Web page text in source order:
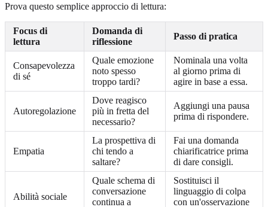
Prova questo semplice approccio di lettura:
Focus di
lettura
Domanda di
riflessione
Passo di pratica
Consapevolezza
di sé
Quale emozione
noto spesso
troppo tardi?
Nominala una volta
al giorno prima di
agire in base a essa.
Autoregolazione
Dove reagisco
più in fretta del
necessario?
Aggiungi una pausa
prima di rispondere.
Empatia
La prospettiva di
chi tendo a
saltare?
Fai una domanda
chiarificatrice prima
di dare consigli.
Abilità sociale
Quale schema di
conversazione
continua a
Sostituisci il
linguaggio di colpa
con un'osservazione